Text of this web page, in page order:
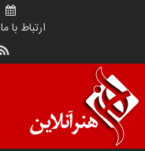
ارتباط با ما